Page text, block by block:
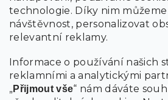
technologie. Díky nim
návštěvnost, personalizovat
relevantní reklamy.
Informace o používání našich
reklamními a analytickými
„Přijmout vše“ nám dáváte